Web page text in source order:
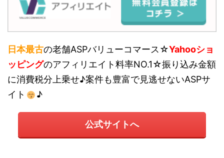
日本最古の老舗ASPバリューコマース☆Yahooショ
ッピングのアフィリエイト料率NO.1☆振り込み金額
に消費税分上乗せ♪案件も豊富で見逃せないASPサ
イト
♪
公式サイトへ